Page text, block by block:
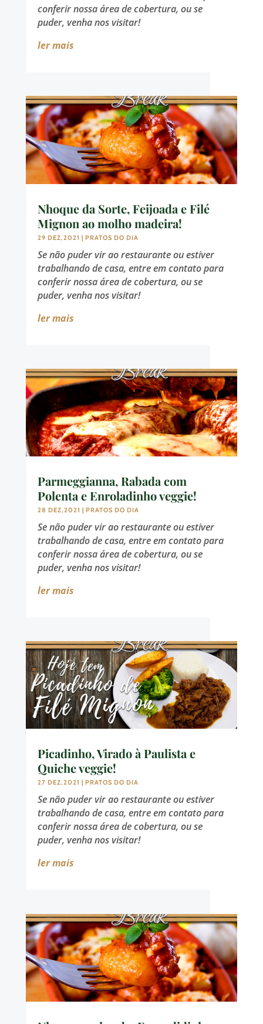
conferir nossa área de cobertura, ou se
puder, venha nos visitar!
ler mais
Nhoque da Sorte, Feijoada e Filé
Mignon ao molho madeira!
29 DEZ,2021 | PRATOS DO DIA
Se não puder vir ao restaurante ou estiver
trabalhando de casa, entre em contato para
conferir nossa área de cobertura, ou se
puder, venha nos visitar!
ler mais
Parmeggianna, Rabada com
Polenta e Enroladinho veggie!
28 DEZ,2021 | PRATOS DO DIA
Se não puder vir ao restaurante ou estiver
trabalhando de casa, entre em contato para
conferir nossa área de cobertura, ou se
puder, venha nos visitar!
ler mais
Picadinho, Virado à Paulista e
Quiche veggie!
27 DEZ,2021 | PRATOS DO DIA
Se não puder vir ao restaurante ou estiver
trabalhando de casa, entre em contato para
conferir nossa área de cobertura, ou se
puder, venha nos visitar!
ler mais